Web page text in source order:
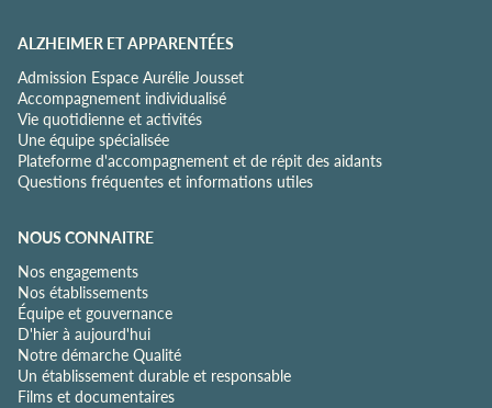
ALZHEIMER ET APPARENTÉES
Admission Espace Aurélie Jousset
Accompagnement individualisé
Vie quotidienne et activités
Une équipe spécialisée
Plateforme d'accompagnement et de répit des aidants
Questions fréquentes et informations utiles
NOUS CONNAITRE
Nos engagements
Nos établissements
Équipe et gouvernance
D'hier à aujourd'hui
Notre démarche Qualité
Un établissement durable et responsable
Films et documentaires